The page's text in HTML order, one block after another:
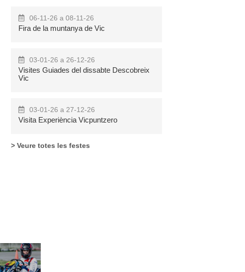
Nocturna Pont
de Suert
06-11-26 a 08-11-26
Fira de la muntanya de Vic
03-01-26 a 26-12-26
Visites Guiades del dissabte Descobreix
Vic
03-01-26 a 27-12-26
Visita Experiència Vicpuntzero
> Veure totes les festes